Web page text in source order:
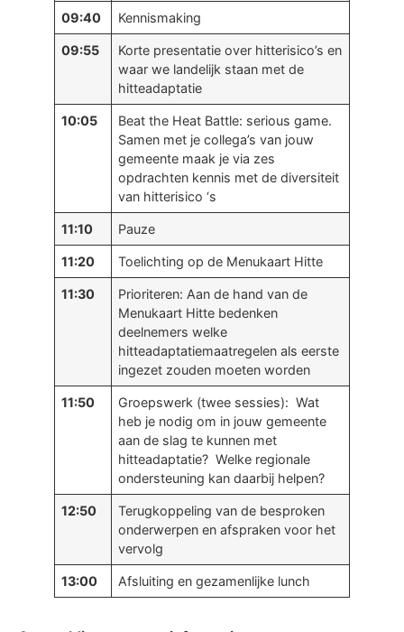
09:40 Kennismaking
09:55
Korte presentatie over hitterisico’s en
waar we landelijk staan met de
hitteadaptatie
10:05
Beat the Heat Battle: serious game.
Samen met je collega’s van jouw
gemeente maak je via zes
opdrachten kennis met de diversiteit
van hitterisico ‘s
11:10 Pauze
11:20 Toelichting op de Menukaart Hitte
11:30
Prioriteren: Aan de hand van de
Menukaart Hitte bedenken
deelnemers welke
hitteadaptatiemaatregelen als eerste
ingezet zouden moeten worden
11:50
Groepswerk (twee sessies): Wat
heb je nodig om in jouw gemeente
aan de slag te kunnen met
hitteadaptatie? Welke regionale
ondersteuning kan daarbij helpen?
12:50
Terugkoppeling van de besproken
onderwerpen en afspraken voor het
vervolg
13:00 Afsluiting en gezamenlijke lunch